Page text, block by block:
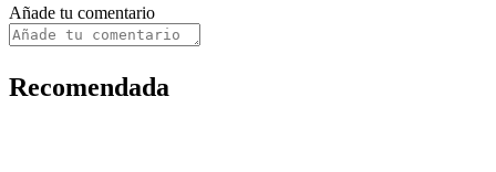
Añade tu comentario
Recomendada